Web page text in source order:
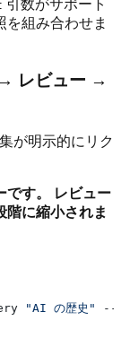
引数がサポート
を組み合わせま
レビュー →
が明示的にリク
です。 レビュー
階に縮小されま
"AI の歴史"